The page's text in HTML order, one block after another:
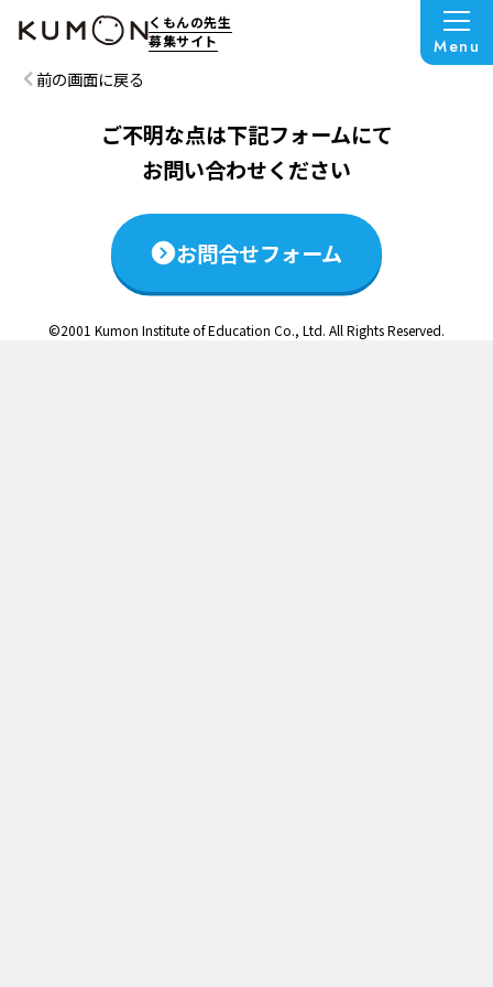
くもんの先生
募集サイト
Menu
この説明会は終了いたしました
前の画面に戻る
ご不明な点は下記フォームにて
お問い合わせください
お問合せフォーム
©2001 Kumon Institute of Education Co., Ltd. All Rights Reserved.